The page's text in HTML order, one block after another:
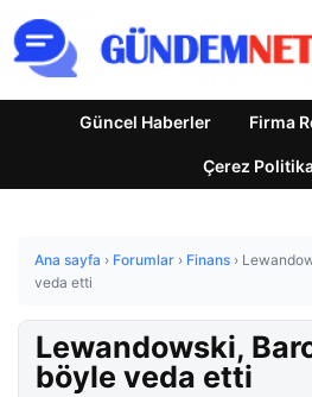
Güncel Haberler Firma
Çerez
Ana sayfa › Forumlar › Finans ›
veda etti
Lewandowski,
böyle veda etti